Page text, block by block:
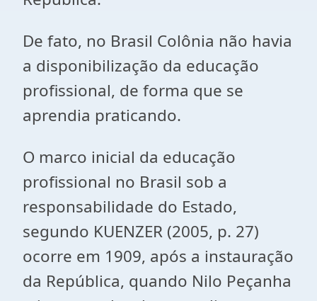
De fato, no Brasil Colônia não havia
a disponibilização da educação
profissional, de forma que se
aprendia praticando.
O marco inicial da educação
profissional no Brasil sob a
responsabilidade do Estado,
segundo KUENZER (2005, p. 27)
ocorre em 1909, após a instauração
da República, quando Nilo Peçanha